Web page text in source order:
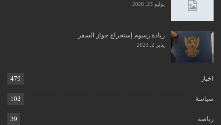
يوليو 23, 2026
زيادة رسوم إستخراج جواز السفر
يناير 2, 2023
اخبار 479
سياسة 102
رياضة 39